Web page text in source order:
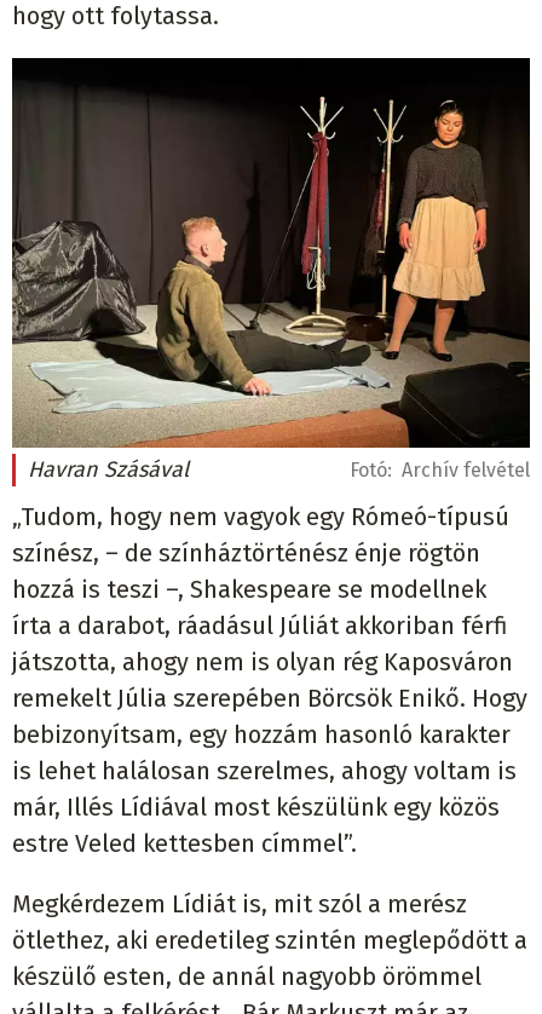
hogy ott folytassa.
Havran Szásával Fotó: Archív felvétel
„Tudom, hogy nem vagyok egy Rómeó-típusú
színész, – de színháztörténész énje rögtön
hozzá is teszi –, Shakespeare se modellnek
írta a darabot, ráadásul Júliát akkoriban férfi
játszotta, ahogy nem is olyan rég Kaposváron
remekelt Júlia szerepében Börcsök Enikő. Hogy
bebizonyítsam, egy hozzám hasonló karakter
is lehet halálosan szerelmes, ahogy voltam is
már, Illés Lídiával most készülünk egy közös
estre Veled kettesben címmel”.
Megkérdezem Lídiát is, mit szól a merész
ötlethez, aki eredetileg szintén meglepődött a
készülő esten, de annál nagyobb örömmel